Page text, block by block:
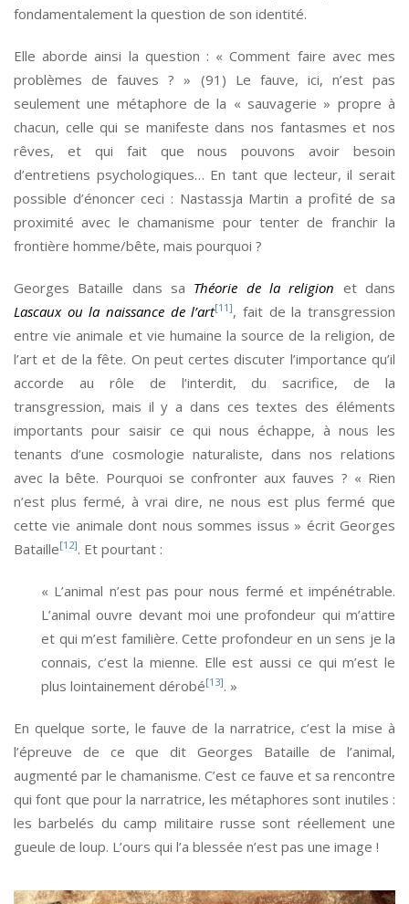
fondamentalement la question de son identité.
Elle aborde ainsi la question : « Comment faire avec mes
problèmes de fauves ? » (91) Le fauve, ici, n’est pas
seulement une métaphore de la « sauvagerie » propre à
chacun, celle qui se manifeste dans nos fantasmes et nos
rêves, et qui fait que nous pouvons avoir besoin
d’entretiens psychologiques… En tant que lecteur, il serait
possible d’énoncer ceci : Nastassja Martin a profité de sa
proximité avec le chamanisme pour tenter de franchir la
frontière homme/bête, mais pourquoi ?
Georges Bataille dans sa Théorie de la religion et dans
Lascaux ou la naissance de l’art[11], fait de la transgression
entre vie animale et vie humaine la source de la religion, de
l’art et de la fête. On peut certes discuter l’importance qu’il
accorde au rôle de l’interdit, du sacrifice, de la
transgression, mais il y a dans ces textes des éléments
importants pour saisir ce qui nous échappe, à nous les
tenants d’une cosmologie naturaliste, dans nos relations
avec la bête. Pourquoi se confronter aux fauves ? « Rien
n’est plus fermé, à vrai dire, ne nous est plus fermé que
cette vie animale dont nous sommes issus » écrit Georges
Bataille[12]. Et pourtant :
« L’animal n’est pas pour nous fermé et impénétrable.
L’animal ouvre devant moi une profondeur qui m’attire
et qui m’est familière. Cette profondeur en un sens je la
connais, c’est la mienne. Elle est aussi ce qui m’est le
plus lointainement dérobé[13]. »
En quelque sorte, le fauve de la narratrice, c’est la mise à
l’épreuve de ce que dit Georges Bataille de l’animal,
augmenté par le chamanisme. C’est ce fauve et sa rencontre
qui font que pour la narratrice, les métaphores sont inutiles :
les barbelés du camp militaire russe sont réellement une
gueule de loup. L’ours qui l’a blessée n’est pas une image !